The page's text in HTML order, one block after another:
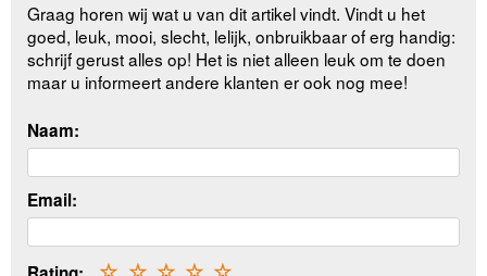
Graag horen wij wat u van dit artikel vindt. Vindt u het
goed, leuk, mooi, slecht, lelijk, onbruikbaar of erg handig:
schrijf gerust alles op! Het is niet alleen leuk om te doen
maar u informeert andere klanten er ook nog mee!
Naam:
Email: